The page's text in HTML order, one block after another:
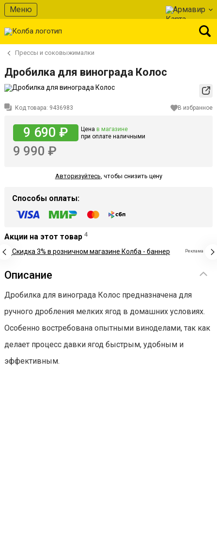
Меню Армавир
Прессы и соковыжималки
Дробилка для винограда Колос
Код товара: 9436983 В избранное
9 690 ₽ Цена в магазине
при оплате наличными
9 990 ₽
Авторизуйтесь, чтобы снизить цену
Способы оплаты:
Акции на этот товар 4
Реклама
Описание
Дробилка для винограда Колос предназначена для
ручного дробления мелких ягод в домашних условиях.
Особенно востребована опытными виноделами, так как
делает процесс давки ягод быстрым, удобным и
эффективным.